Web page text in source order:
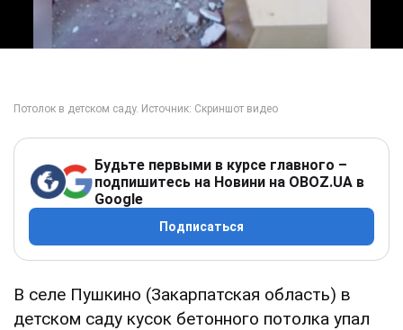
Будьте первыми в курсе главного –
подпишитесь на Новини на OBOZ.UA в
Google
Подписаться
В селе Пушкино (Закарпатская область) в
детском саду кусок бетонного потолка упал